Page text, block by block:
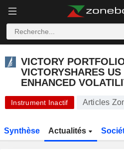
VICTORY
VICTORYSHARES
ENHANCED
Instrument Inactif Articles
Synthèse Actualités